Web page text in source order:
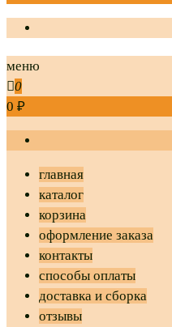
меню
0
0 ₽
главная
каталог
корзина
оформление заказа
контакты
способы оплаты
доставка и сборка
отзывы